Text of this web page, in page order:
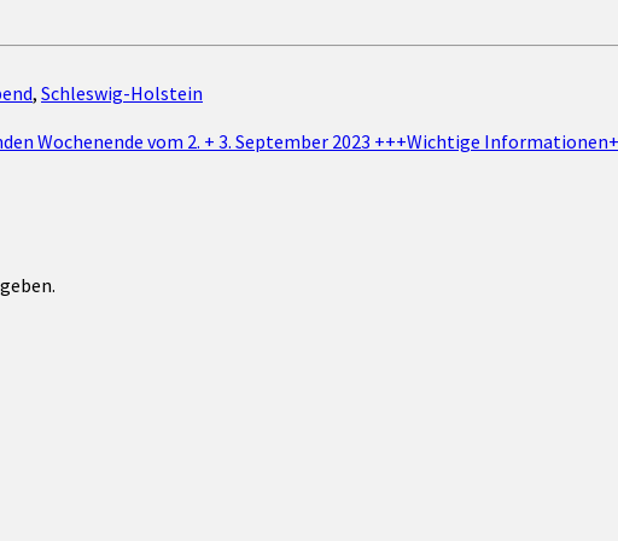
, Schleswig-Holstein
Wochenende vom 2. + 3. September 2023 +++Wichtige